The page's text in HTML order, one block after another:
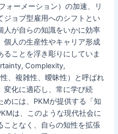
ォーメーション）の加速、リ
ジョブ型雇用へのシフトとい
人が自らの知識をいかに効率
個人の生産性やキャリア形成
ことを浮き彫りにしていま
Complexity,
、複雑性、曖昧性）と呼ばれ
変化に適応し、常に学び続
めには、PKMが提供する「知
は、このような現代社会に
ことなく、自らの知性を拡張